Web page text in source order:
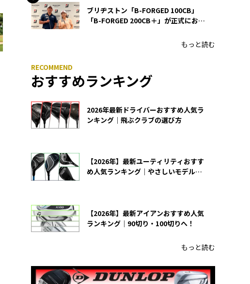
ブリヂストン「B-FORGED 100CB」
「B-FORGED 200CB＋」が正式にお披
もっと読む
おすすめランキング
2026年最新ドライバーおすすめ人気ラ
ンキング｜飛ぶクラブの選び方
【2026年】最新ユーティリティおすす
め人気ランキング｜やさしいモデルの
【2026年】最新アイアンおすすめ人気
ランキング｜90切り・100切りへ！
もっと読む